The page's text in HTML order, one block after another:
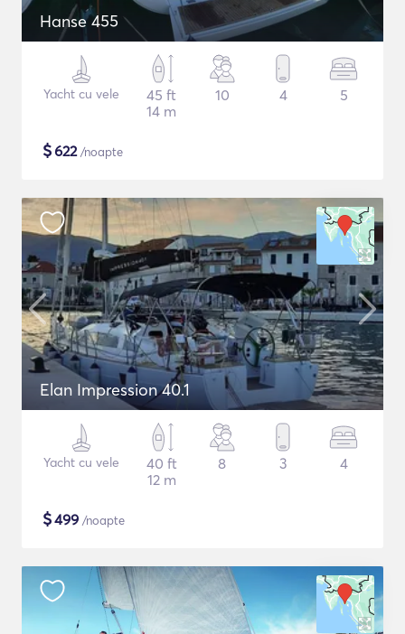
Hanse 455
Yacht cu vele
45 ft
14 m
10 4 5
$622/noapte
Elan Impression 40.1
Yacht cu vele
40 ft
12 m
8 3 4
$499 /noapte